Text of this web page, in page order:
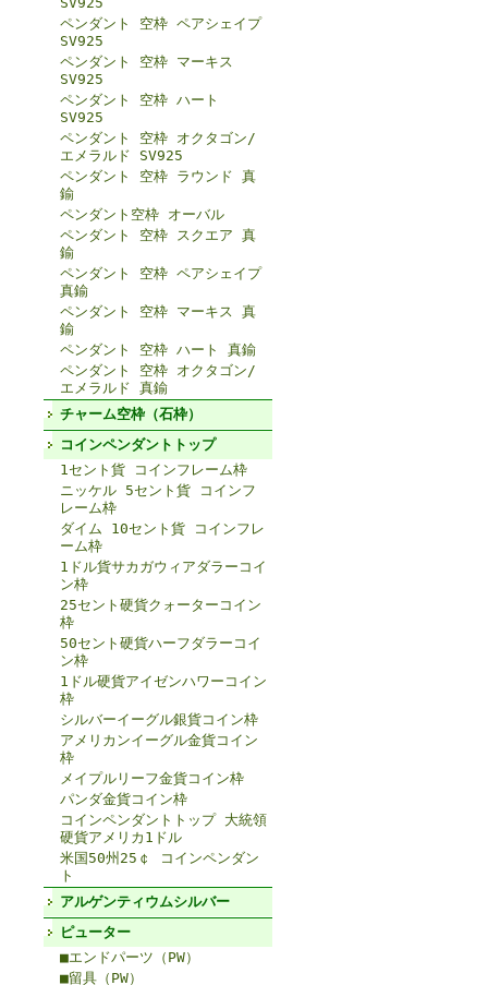
ペンダント 空枠 ペアシェイプ
SV925
ペンダント 空枠 マーキス
SV925
ペンダント 空枠 ハート
SV925
ペンダント 空枠 オクタゴン/
エメラルド SV925
ペンダント 空枠 ラウンド 真
鍮
ペンダント空枠 オーバル
ペンダント 空枠 スクエア 真
鍮
ペンダント 空枠 ペアシェイプ
真鍮
ペンダント 空枠 マーキス 真
鍮
ペンダント 空枠 ハート 真鍮
ペンダント 空枠 オクタゴン/
エメラルド 真鍮
チャーム空枠（石枠）
コインペンダントトップ
1セント貨 コインフレーム枠
ニッケル 5セント貨 コインフ
レーム枠
ダイム 10セント貨 コインフレ
ーム枠
1ドル貨サカガウィアダラーコイ
ン枠
25セント硬貨クォーターコイン
枠
50セント硬貨ハーフダラーコイ
ン枠
1ドル硬貨アイゼンハワーコイン
枠
シルバーイーグル銀貨コイン枠
アメリカンイーグル金貨コイン
枠
メイプルリーフ金貨コイン枠
パンダ金貨コイン枠
コインペンダントトップ 大統領
硬貨アメリカ1ドル
米国50州25￠ コインペンダン
ト
アルゲンティウムシルバー
ピューター
■エンドパーツ（PW）
■留具（PW）